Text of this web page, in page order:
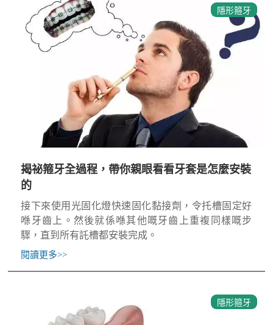
隱形箍牙
揭祕箍牙全過程，帶你親眼看看牙套是怎麼安裝
的
接下來使用光固化燈快速固化黏接劑，令托槽固定好
喺牙齒上。然後就係喺其他嘅牙齒上重複同樣嘅步
閱讀更多>>
隱形箍牙